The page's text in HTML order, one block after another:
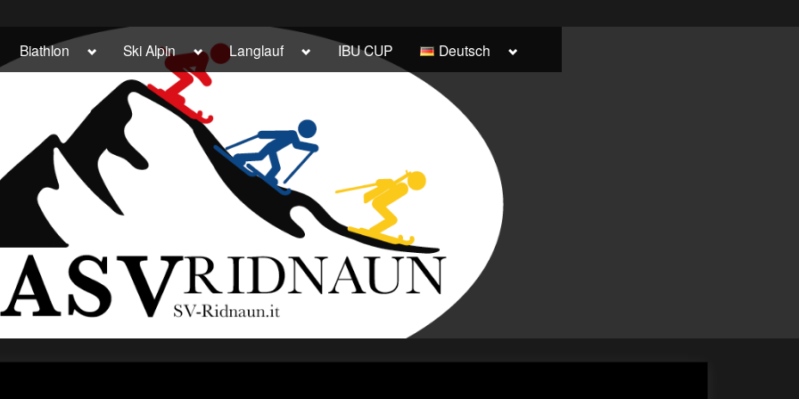
Biathlon Toggle
menu
Ski Alpin Toggle
sub-
menu
Langlauf Toggle
menu
IBU CUP Deutsch Toggle
menu
Italiano